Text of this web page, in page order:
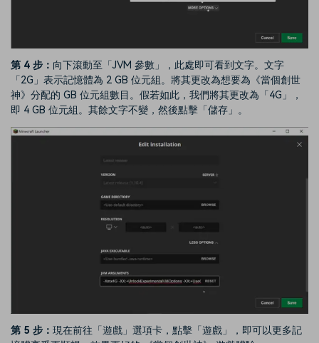
第 4 步： 向下滾動至「JVM 參數」，此處即可看到文字。文字
「2G」表示記憶體為 2 GB 位元組。將其更改為想要為《當個創世
神》分配的 GB 位元組數目。假若如此，我們將其更改為「4G」，
即 4 GB 位元組。其餘文字不變，然後點擊「儲存」。
第 5 步： 現在前往「遊戲」選項卡，點擊「遊戲」，即可以更多記